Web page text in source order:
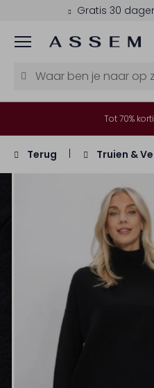
Gratis 30
Menu
Tot 70%
Terug Truien &